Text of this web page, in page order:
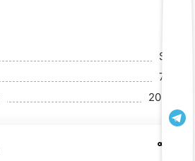
Sony
74.5"
2024 г.